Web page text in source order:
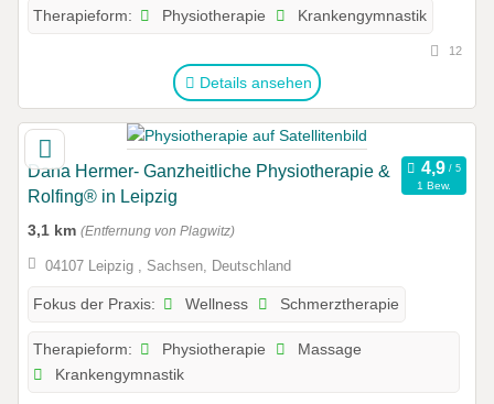
Therapieform: Physiotherapie Krankengymnastik
12
Details ansehen
Dana Hermer- Ganzheitliche Physiotherapie &
Rolfing® in Leipzig
1 Bew.
3,1 km (Entfernung von Plagwitz)
04107 Leipzig , Sachsen, Deutschland
Fokus der Praxis: Wellness Schmerztherapie
Therapieform: Physiotherapie
Massage
Krankengymnastik